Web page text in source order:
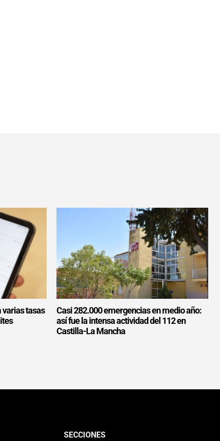
varias tasas
Casi 282.000 emergencias en medio año:
así fue la intensa actividad del 112 en
Castilla-La Mancha
SECCIONES